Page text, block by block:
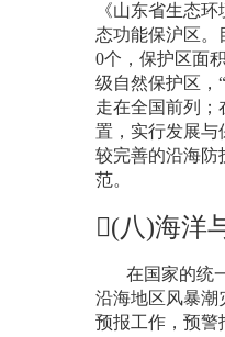
《山东省生态
态功能保沪区。
0个，保护区面
级自然保护区，
走在全国前列；
置，实行发展与
较完善的沿海防
范。
(八)海洋
在国家的统
沿海地区风暴潮
预报工作，预警